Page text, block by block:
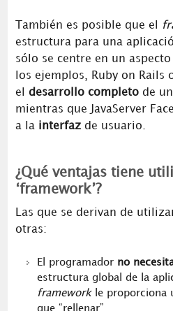
También es posible que el
estructura para una
sólo se centre en un
los ejemplos, Ruby on Rails
el desarrollo completode
mientras que JavaServer
a la interfaz de usuario.
¿Qué ventajas tiene
‘framework’?
Las que se derivan de
otras:
El programador no
estructura global de la
framework le proporciona
que “rellenar”.